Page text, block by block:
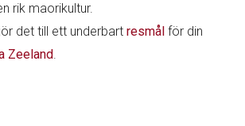
rik maorikultur.
det till ett underbartresmål för din
Zeeland.